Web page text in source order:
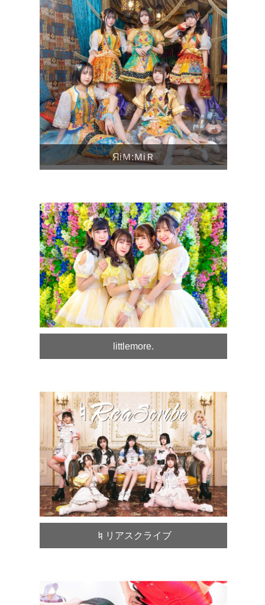
ЯiＭ:ＭiＲ
littlemore.
♮リアスクライブ